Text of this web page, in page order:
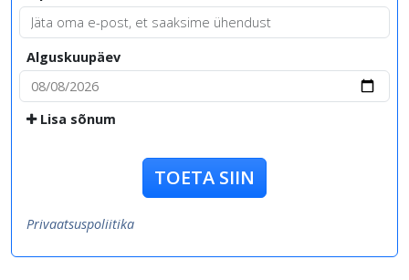
Alguskuupäev
Lisa sõnum
TOETA SIIN
Privaatsuspoliitika